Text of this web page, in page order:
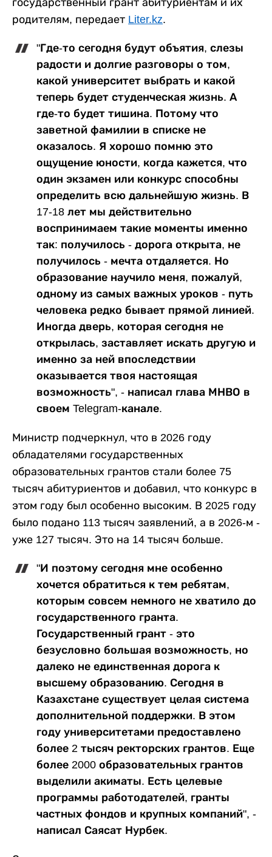
родителям, передает Liter.kz.
"Где-то сегодня будут объятия, слезы
радости и долгие разговоры о том,
какой университет выбрать и какой
теперь будет студенческая жизнь. А
где-то будет тишина. Потому что
заветной фамилии в списке не
оказалось. Я хорошо помню это
ощущение юности, когда кажется, что
один экзамен или конкурс способны
определить всю дальнейшую жизнь. В
17-18 лет мы действительно
воспринимаем такие моменты именно
так: получилось - дорога открыта, не
получилось - мечта отдаляется. Но
образование научило меня, пожалуй,
одному из самых важных уроков - путь
человека редко бывает прямой линией.
Иногда дверь, которая сегодня не
открылась, заставляет искать другую и
именно за ней впоследствии
оказывается твоя настоящая
возможность", - написал глава МНВО в
своем Telegram-канале.
Министр подчеркнул, что в 2026 году
обладателями государственных
образовательных грантов стали более 75
тысяч абитуриентов и добавил, что конкурс в
этом году был особенно высоким. В 2025 году
было подано 113 тысяч заявлений, а в 2026-м -
уже 127 тысяч. Это на 14 тысяч больше.
"И поэтому сегодня мне особенно
хочется обратиться к тем ребятам,
которым совсем немного не хватило до
государственного гранта.
Государственный грант - это
безусловно большая возможность, но
далеко не единственная дорога к
высшему образованию. Сегодня в
Казахстане существует целая система
дополнительной поддержки. В этом
году университетами предоставлено
более 2 тысяч ректорских грантов. Еще
более 2000 образовательных грантов
выделили акиматы. Есть целевые
программы работодателей, гранты
частных фондов и крупных компаний", -
написал Саясат Нурбек.